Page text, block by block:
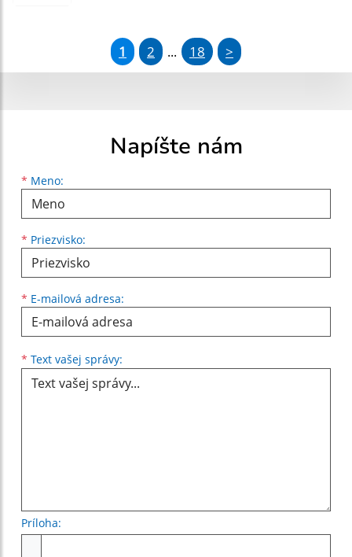
1 2 ... 18 >
Napíšte nám
* Meno:
Meno
* Priezvisko:
Priezvisko
* E-mailová adresa:
E-mailová adresa
* Text vašej správy:
Príloha: